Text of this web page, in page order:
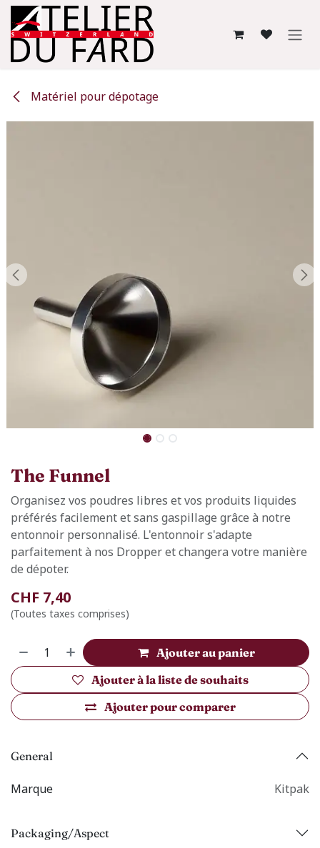
Se rendre au contenu
Matériel pour dépotage
The Funnel
Organisez vos poudres libres et vos produits liquides
préférés facilement et sans gaspillage grâce à notre
entonnoir personnalisé. L'entonnoir s'adapte
parfaitement à nos Dropper et changera votre manière
de dépoter.
CHF 7,40
(Toutes taxes comprises)
Ajouter au panier
Ajouter pour comparer
Ajouter à la liste de souhaits
General
Marque Kitpak
Packaging/Aspect